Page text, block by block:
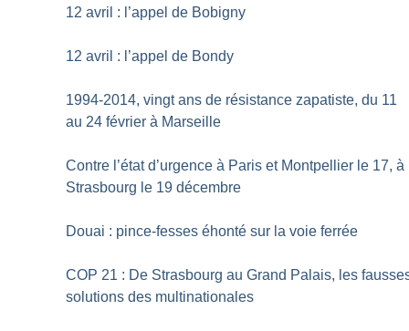
12 avril : l’appel de Bobigny
12 avril : l’appel de Bondy
1994-2014, vingt ans de résistance zapatiste, du 11
au 24 février à Marseille
Contre l’état d’urgence à Paris et Montpellier le 17, à
Strasbourg le 19 décembre
Douai : pince-fesses éhonté sur la voie ferrée
COP 21 : De Strasbourg au Grand Palais, les
solutions des multinationales